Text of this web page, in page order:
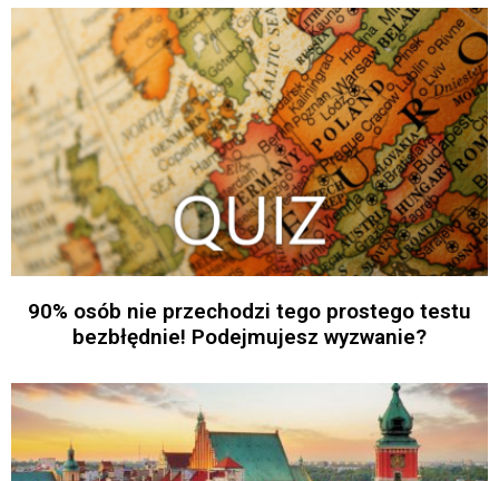
90% osób nie przechodzi tego prostego testu
bezbłędnie! Podejmujesz wyzwanie?